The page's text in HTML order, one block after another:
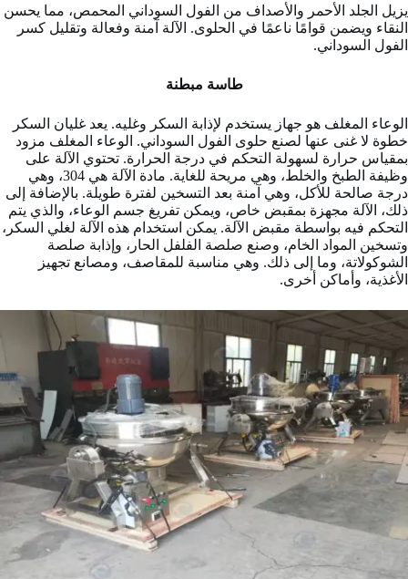
يزيل الجلد الأحمر والأصداف من الفول السوداني المحمص، مما يحسن
النقاء ويضمن قوامًا ناعمًا في الحلوى. الآلة آمنة وفعالة وتقليل كسر
الفول السوداني.
طاسة مبطنة
الوعاء المغلف هو جهاز يستخدم لإذابة السكر وغليه. يعد غليان السكر
خطوة لا غنى عنها لصنع حلوى الفول السوداني. الوعاء المغلف مزود
بمقياس حرارة لسهولة التحكم في درجة الحرارة. تحتوي الآلة على
وظيفة الطبخ والخلط، وهي مريحة للغاية. مادة الآلة هي 304، وهي
درجة صالحة للأكل، وهي آمنة بعد التسخين لفترة طويلة. بالإضافة إلى
ذلك، الآلة مجهزة بمقبض خاص، ويمكن تفريغ جسم الوعاء، والذي يتم
التحكم فيه بواسطة مقبض الآلة. يمكن استخدام هذه الآلة لغلي السكر،
وتسخين المواد الخام، وصنع صلصة الفلفل الحار، وإذابة صلصة
الشوكولاتة، وما إلى ذلك. وهي مناسبة للمقاصف، ومصانع تجهيز
الأغذية، وأماكن أخرى.